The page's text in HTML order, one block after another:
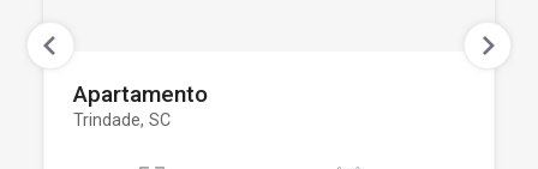
Apartamento
Trindade, SC